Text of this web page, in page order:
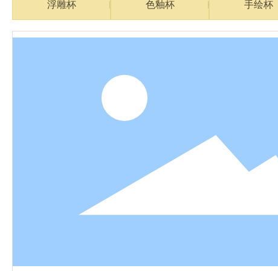
浮雕杯 色釉杯 手绘杯